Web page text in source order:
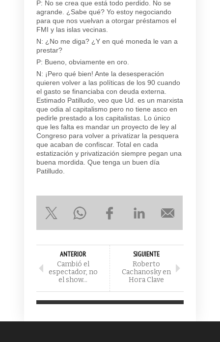
P: No se crea que está todo perdido. No se
agrande. ¿Sabe qué? Yo estoy negociando
para que nos vuelvan a otorgar préstamos el
FMI y las islas vecinas.
N: ¿No me diga? ¿Y en qué moneda le van a
prestar?
P: Bueno, obviamente en oro.
N: ¡Pero qué bien! Ante la desesperación
quieren volver a las políticas de los 90 cuando
el gasto se financiaba con deuda externa.
Estimado Patilludo, veo que Ud. es un marxista
que odia al capitalismo pero no tiene asco en
pedirle prestado a los capitalistas. Lo único
que les falta es mandar un proyecto de ley al
Congreso para volver a privatizar la pesquera
que acaban de confiscar. Total en cada
estatización y privatización siempre pegan una
buena mordida. Que tenga un buen día
Patilludo.
ANTERIOR
Cambió el
espectador, no
el show…
SIGUIENTE
Roberto
Cachanosky en
Hora Clave